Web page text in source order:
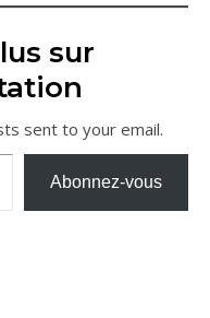
sur
sent to your email.
Abonnez-vous